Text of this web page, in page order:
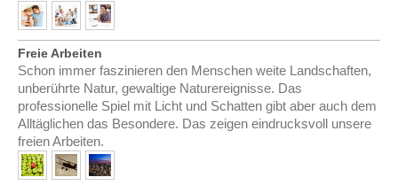
Freie Arbeiten
Schon immer faszinieren den Menschen weite Landschaften,
unberührte Natur, gewaltige Naturereignisse. Das
professionelle Spiel mit Licht und Schatten gibt aber auch dem
Alltäglichen das Besondere. Das zeigen eindrucksvoll unsere
freien Arbeiten.